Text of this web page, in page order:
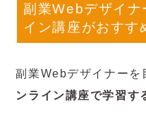
副業Webデザイナ
イン講座がおすす
副業Webデザイナーを
ンライン講座で学習す